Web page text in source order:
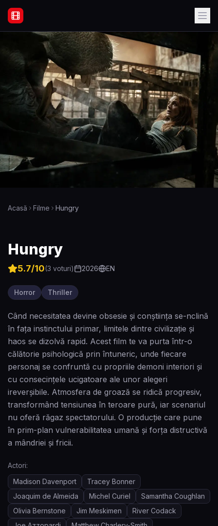
Filme Online Subtitrate - Acasă
Acasă Filme Hungry
Hungry
5.7/10(3 voturi) 2026 EN
Horror Thriller
Când necesitatea devine obsesie și conștiința se-nclină
în fața instinctului primar, limitele dintre civilizație și
haos se dizolvă rapid. Acest film te va purta într-o
călătorie psihologică prin întuneric, unde fiecare
personaj se confruntă cu propriile demoni interiori și
cu consecințele ucigatoare ale unor alegeri
ireverșibile. Atmosfera de groază se ridică progresiv,
transformând tensiunea în teroare pură, iar scenariul
nu oferă răgaz spectatorului. O producție care pune
în prim-plan vulnerabilitatea umană și forța distructivă
a mândriei și fricii.
Actori:
Madison Davenport
Tracey Bonner
Joaquim de Almeida
Michel Curiel
Samantha Coughlan
Olivia Bernstone
Jim Meskimen
River Codack